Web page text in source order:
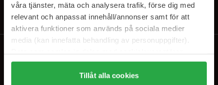
våra tjänster, mäta och analysera trafik, förse dig med
relevant och anpassat innehåll/annonser samt för att
aktivera funktioner som används på sociala medier
media (kan innefatta behandling av personuppgifter).
Genom att trycka på "Tillåt alla cookies" accepterar du
alla cookies, medan du under "Detaljer" kan anpassa
Tillåt alla cookies
Genom att prenumerera accepterar du vårIntegritetspolicy.
Avprenumerera när som helst.